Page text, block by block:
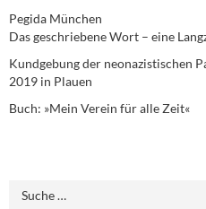
Pegida München
Das geschriebene Wort – eine
Kundgebung der neonazistischen
2019 in Plauen
Buch: »Mein Verein für alle Zeit«